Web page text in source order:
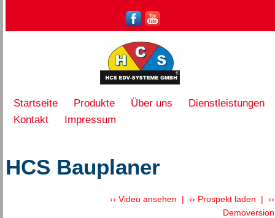
Startseite Produkte Über uns
Dienstleistungen
Kontakt
Impressum
HCS Bauplaner
›› Video ansehen |›› Prospekt laden | ››
Demoversion